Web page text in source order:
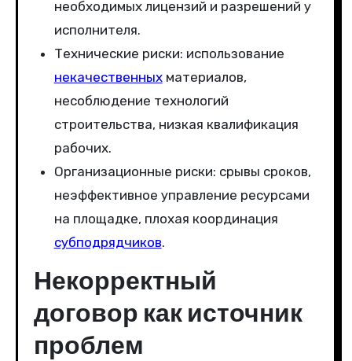
необходимых лицензий и разрешений у
исполнителя.
Технические риски: использование
некачественныхматериалов,
несоблюдение технологий
строительства, низкая квалификация
рабочих.
Организационные риски: срывы сроков,
неэффективное управление ресурсами
на площадке, плохая координация
субподрядчиков.
Некорректный
договор как источник
проблем